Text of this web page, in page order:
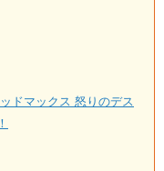
ドマックス 怒りのデス